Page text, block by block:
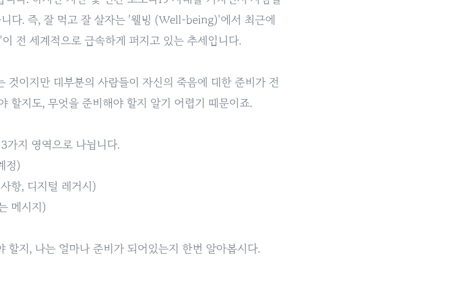
다. 즉, 잘 먹고 잘 살자는 '웰빙 (Well-being)'에서 최근에
전 세계적으로 급속하게 퍼지고 있는 추세입니다.
것이지만 대부분의 사람들이 자신의 죽음에 대한 준비가 전
할지도, 무엇을 준비해야 할지 알기 어렵기 때문이죠.
가지 영역으로 나뉩니다.
정)
항, 디지털 레거시)
메시지)
할지, 나는 얼마나 준비가 되어있는지 한번 알아봅시다.